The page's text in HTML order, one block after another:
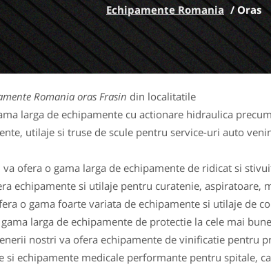
Echipamente Romania /Oras
Romania oras Frasin din localitatile
larga de echipamente cu actionare hidraulica
utilaje si truse de scule pentru service-uri auto
ofera o gama larga de echipamente de ridicat si
echipamente si utilaje pentru curatenie,
o gama foarte variata de echipamente si utilaje de
larga de echipamente de protectie la cele mai
nostri va ofera echipamente de vinificatie pentru
si echipamente medicale performante pentru spitale,